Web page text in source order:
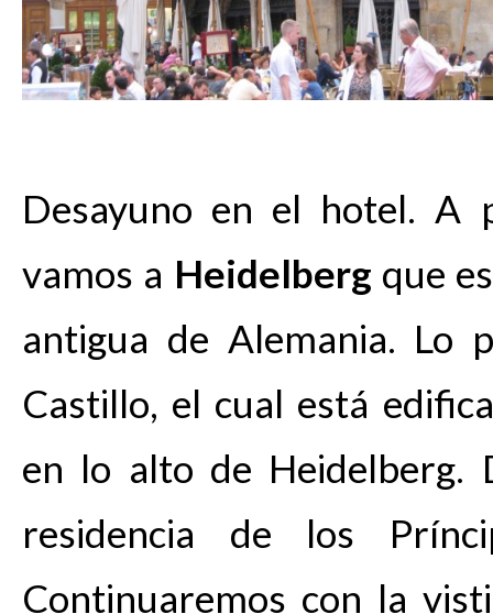
Desayuno en el hotel. A
vamos a Heidelberg que
antigua de Alemania. Lo
Castillo, el cual está
en lo alto de Heidelberg.
residencia de los
Continuaremos con la